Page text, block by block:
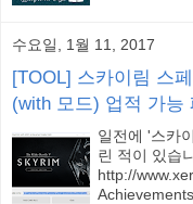
수요일, 1월 11, 2017
[TOOL] 스카이림 스
(with 모드) 업적 가능
일전에 '스카
린 적이 있습
http://